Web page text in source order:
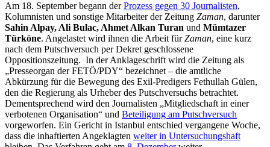
Am 18. September begann derProzess gegen 30 Journalisten,
Kolumnisten und sonstige Mitarbeiter der Zeitung Zaman, darunter
Sahin Alpay, Ali Bulac, Ahmet Alkan Turan und Mümtazer
Türköne. Angelastet wird ihnen die Arbeit fürZaman, eine kurz
nach dem Putschversuch per Dekret geschlossene
Oppositionszeitung. In der Anklageschrift wird die Zeitung als
„Presseorgan der FETÖ/PDY“ bezeichnet – die amtliche
Abkürzung für die Bewegung des Exil-Predigers Fethullah Gülen,
den die Regierung als Urheber des Putschversuchs betrachtet.
Dementsprechend wird den Journalisten „Mitgliedschaft in einer
verbotenen Organisation“ und Beteiligung am Putschversuch
vorgeworfen. Ein Gericht in Istanbul entschied vergangene Woche,
dass die inhaftierten Angeklagten weiter in Untersuchungshaft